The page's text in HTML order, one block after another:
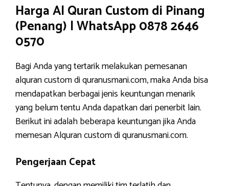
Harga Al Quran Custom di Pinang
(Penang) | WhatsApp 0878 2646
0570
Bagi Anda yang tertarik melakukan pemesanan
alquran custom di quranusmani.com, maka Anda bisa
mendapatkan berbagai jenis keuntungan menarik
yang belum tentu Anda dapatkan dari penerbit lain.
Berikut ini adalah beberapa keuntungan jika Anda
memesan Alquran custom di quranusmani.com.
Pengerjaan Cepat